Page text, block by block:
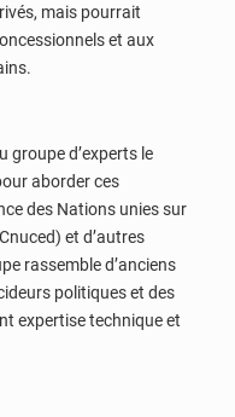
mais pourrait
et aux
groupe d’experts le
aborder ces
des Nations unies sur
et d’autres
rassemble d’anciens
politiques et des
expertise technique et